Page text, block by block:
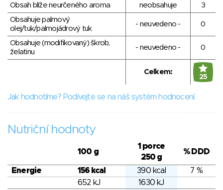
Obsah blíže neurčeného aroma neobsahuje
3
Obsahuje palmový
olej/tuk/palmojádrový tuk
- neuvedeno - 0
Obsahuje (modifikovaný) škrob,
želatinu
- neuvedeno - 0
Celkem:
25
Jak hodnotíme? Podívejte se na náš systém hodnocení.
Nutriční hodnoty
100 g
1 porce
250 g
% DDD
Energie 156 kcal 390 kcal
7 %
652 kJ
1630 kJ